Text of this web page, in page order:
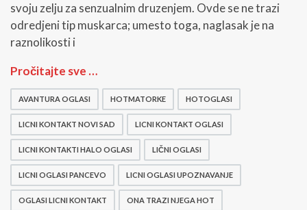
svoju zelju za senzualnim druzenjem. Ovde se ne trazi
odredjeni tip muskarca; umesto toga, naglasak je na
raznolikosti i
O
t
a
i
j
e
Pročitajte sve …
AVANTURA OGLASI HOTMATORKE HOTOGLASI
LICNI KONTAKT NOVI SAD LICNI KONTAKT OGLASI
LICNI KONTAKTI HALO OGLASI LIČNI OGLASI
LICNI OGLASI PANCEVO LICNI OGLASI UPOZNAVANJE
OGLASI LICNI KONTAKT ONA TRAZI NJEGA HOT